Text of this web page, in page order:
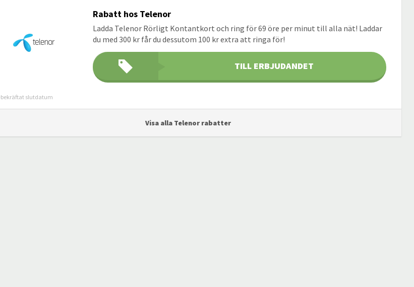
Rabatt hos Telenor
Ladda Telenor Rörligt Kontantkort och ring för 69 öre per minut till alla nät! Laddar
du med 300 kr får du dessutom 100 kr extra att ringa för!
TILL ERBJUDANDET
slutdatum
Visa alla Telenor rabatter